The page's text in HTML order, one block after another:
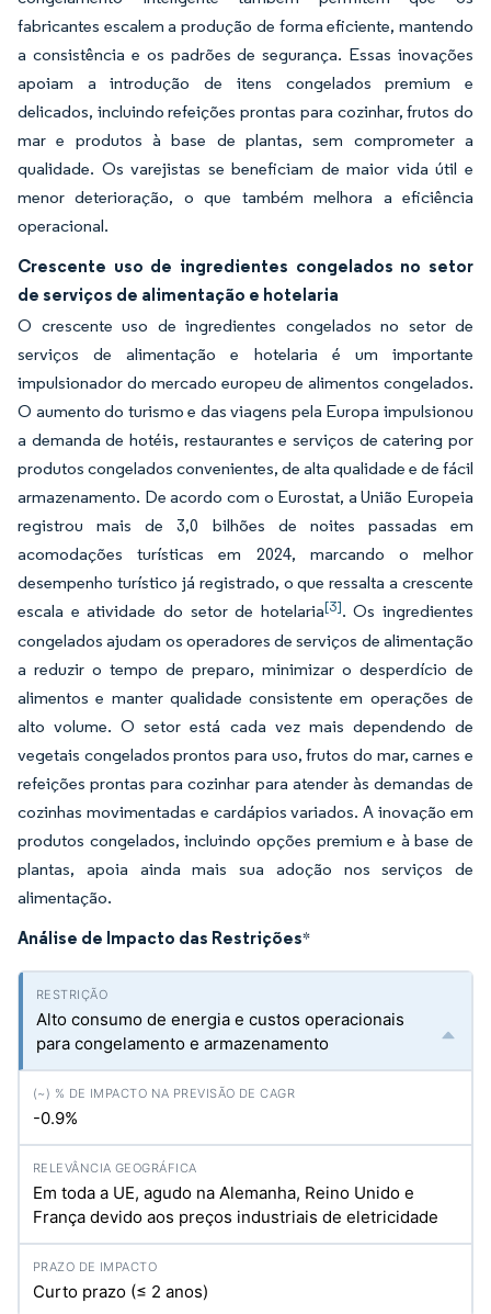
fabricantes escalem a produção de forma eficiente, mantendo
a consistência e os padrões de segurança. Essas inovações
apoiam a introdução de itens congelados premium e
delicados, incluindo refeições prontas para cozinhar, frutos do
mar e produtos à base de plantas, sem comprometer a
qualidade. Os varejistas se beneficiam de maior vida útil e
menor deterioração, o que também melhora a eficiência
operacional.
Crescente uso de ingredientes congelados no setor
de serviços de alimentação e hotelaria
O crescente uso de ingredientes congelados no setor de
serviços de alimentação e hotelaria é um importante
impulsionador do mercado europeu de alimentos congelados.
O aumento do turismo e das viagens pela Europa impulsionou
a demanda de hotéis, restaurantes e serviços de catering por
produtos congelados convenientes, de alta qualidade e de fácil
armazenamento. De acordo com o Eurostat, a União Europeia
registrou mais de 3,0 bilhões de noites passadas em
acomodações turísticas em 2024, marcando o melhor
desempenho turístico já registrado, o que ressalta a crescente
escala e atividade do setor de hotelaria[3]. Os ingredientes
congelados ajudam os operadores de serviços de alimentação
a reduzir o tempo de preparo, minimizar o desperdício de
alimentos e manter qualidade consistente em operações de
alto volume. O setor está cada vez mais dependendo de
vegetais congelados prontos para uso, frutos do mar, carnes e
refeições prontas para cozinhar para atender às demandas de
cozinhas movimentadas e cardápios variados. A inovação em
produtos congelados, incluindo opções premium e à base de
plantas, apoia ainda mais sua adoção nos serviços de
alimentação.
Análise de Impacto das Restrições*
Alto consumo de energia e custos operacionais
para congelamento e armazenamento
-0.9%
Em toda a UE, agudo na Alemanha, Reino Unido e
França devido aos preços industriais de eletricidade
Curto prazo (≤ 2 anos)